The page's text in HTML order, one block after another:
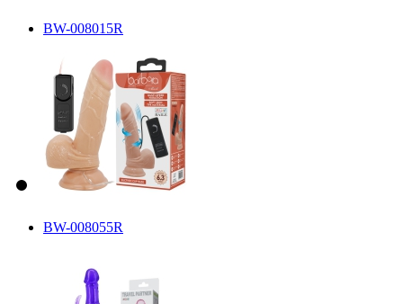
BW-008015R
BW-008055R